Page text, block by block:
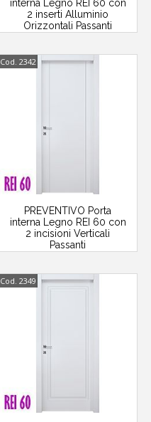
interna Legno REI 60 con
2 inserti Alluminio
Orizzontali Passanti
Cod. 2342
PREVENTIVO Porta
interna Legno REI 60 con
2 incisioni Verticali
Passanti
Cod. 2349